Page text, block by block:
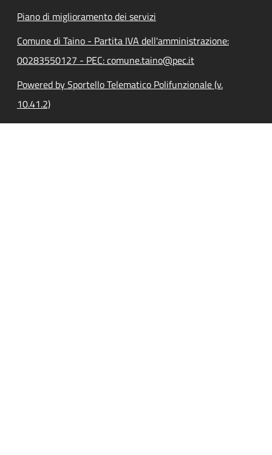
Piano di miglioramento dei servizi
Comune di Taino - Partita IVA dell'amministrazione:
00283550127 - PEC: comune.taino@pec.it
Powered by Sportello Telematico Polifunzionale (v.
10.41.2)